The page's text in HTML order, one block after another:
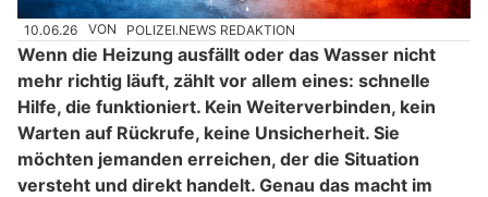
10.06.26 VON POLIZEI.NEWS REDAKTION
Wenn die Heizung ausfällt oder das Wasser nicht
mehr richtig läuft, zählt vor allem eines: schnelle
Hilfe, die funktioniert. Kein Weiterverbinden, kein
Warten auf Rückrufe, keine Unsicherheit. Sie
möchten jemanden erreichen, der die Situation
versteht und direkt handelt. Genau das macht im